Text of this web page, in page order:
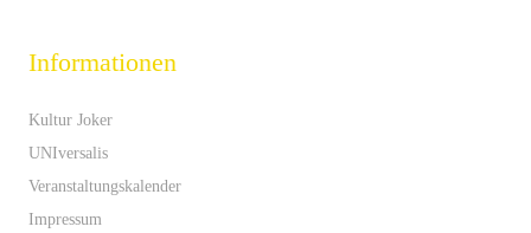
Informationen
Kultur Joker
UNIversalis
Veranstaltungskalender
Impressum